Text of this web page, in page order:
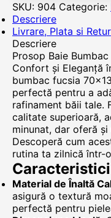
SKU: 904 Categorie:
Descriere
Livrare, Plata si Retur
Descriere
Prosop Baie
Confort și Eleganță
bumbac fucsia
perfectă pentru a
rafinament băii tale.
calitate superioară,
minunat, dar oferă
Descoperă cum
rutina ta zilnică într-
Material de Înaltă
asigură o textură
perfectă pentru